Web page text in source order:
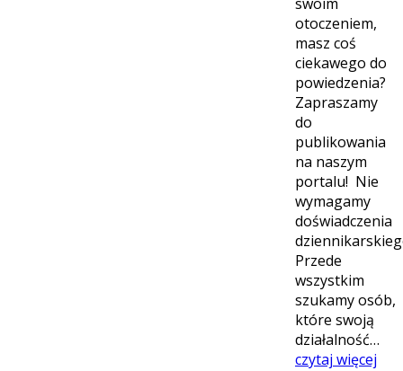
otoczeniem,
masz coś
ciekawego do
powiedzenia?
Zapraszamy
do
publikowania
na naszym
portalu! Nie
wymagamy
doświadczenia
Przede
wszystkim
szukamy osób,
które swoją
działalność…
czytaj więcej